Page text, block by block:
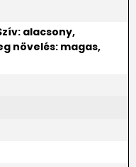
alacsony,
növelés: magas,